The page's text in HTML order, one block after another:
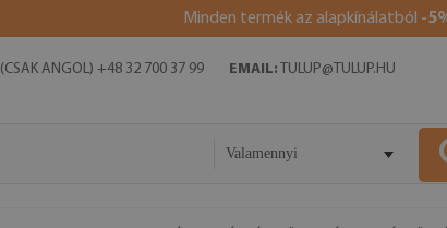
Minden termék az alapkínálatból -
(CSAK ANGOL) +48 32 700 37 99 EMAIL: TULUP@TULUP.HU
Valamennyi